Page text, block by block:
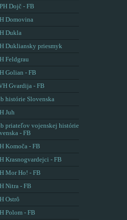
Dojč - FB
Domovina
Dukla
Dukliansky priesmyk
Feldgrau
Golian - FB
Gvardija - FB
histórie Slovenska
Juh
priateľov vojenskej histórie
- FB
Komoča - FB
Krasnogvardejci - FB
Mor Ho! - FB
Nitra - FB
Ostrô
Polom - FB